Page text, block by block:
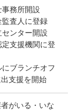
務所開設
査人に登録
ンター開設
支援機関に登
ブランチオフ
支援を開始
がいる・いな